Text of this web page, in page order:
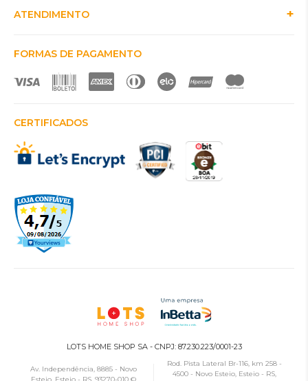
ATENDIMENTO
FORMAS DE PAGAMENTO
CERTIFICADOS
LOTS HOME SHOP SA - CNPJ: 87.230.223/0001-23
Av. Independência, 8885 - Novo
Esteio, Esteio - RS, 93270-010 ©
Rod. Pista Lateral Br-116, km 258 -
4500 - Novo Esteio, Esteio - RS,